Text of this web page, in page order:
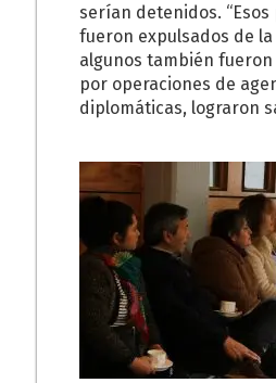
serían detenidos.
fueron expulsados de
algunos también
por operaciones de
diplomáticas, lograron